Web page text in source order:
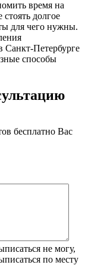
время на
долгое
для чего нужны.
Санкт-Петербурге
способы
бесплатно Вас
не могу,
по месту